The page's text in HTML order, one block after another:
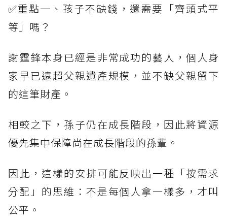
✅重點一、孩子不缺錢，還需要「齊頭式平
等」嗎？
謝霆鋒本身已經是非常成功的藝人，個人身
家早已遠超父親遺產規模，並不缺父親留下
的這筆財產。
相較之下，孫子仍在成長階段，因此將資源
優先集中保障尚在成長階段的孫輩。
因此，這樣的安排可能反映出一種「按需求
分配」的思維：不是每個人拿一樣多，才叫
公平。